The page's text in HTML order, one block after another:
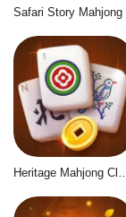
Safari Story Mahjong